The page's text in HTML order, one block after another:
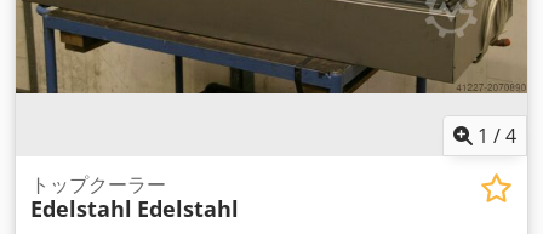
1 /4
トップクーラー
Edelstahl Edelstahl